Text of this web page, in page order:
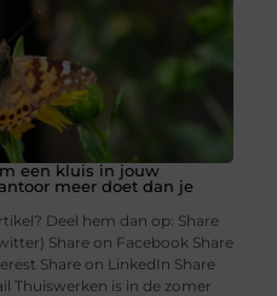
een kluis in jouw
meer doet dan je
Deel hem dan op: Share
Share on Facebook Share
Share on LinkedIn Share
Thuiswerken is in de zomer